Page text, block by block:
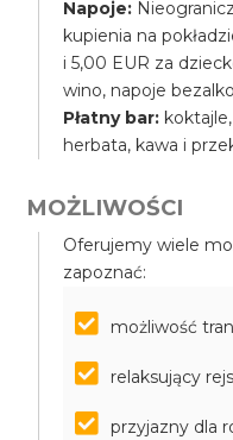
Napoje:
kupienia na
i 5,00 EUR za
wino, napoje
Płatny bar:
herbata, kawa i
MOŻLIWOŚCI
Oferujemy wiele
zapoznać:
możliwość
relaksujący rejs
przyjazny dla